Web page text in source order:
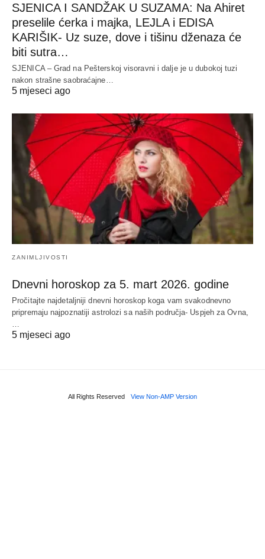
SJENICA I SANDŽAK U SUZAMA: Na Ahiret
preselile ćerka i majka, LEJLA i EDISA
KARIŠIK- Uz suze, dove i tišinu dženaza će
biti sutra…
SJENICA – Grad na Pešterskoj visoravni i dalje je u dubokoj tuzi
nakon strašne saobraćajne…
5 mjeseci ago
ZANIMLJIVOSTI
Dnevni horoskop za 5. mart 2026. godine
Pročitajte najdetaljniji dnevni horoskop koga vam svakodnevno
pripremaju najpoznatiji astrolozi sa naših područja- Uspjeh za Ovna,
…
5 mjeseci ago
All Rights Reserved View Non-AMP Version